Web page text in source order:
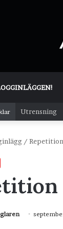
Utrensning
/